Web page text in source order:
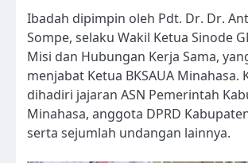
Ibadah dipimpin oleh Pdt. Dr. Dr.
Sompe, selaku Wakil Ketua Sinode
Misi dan Hubungan Kerja Sama,
menjabat Ketua BKSAUA Minahasa.
dihadiri jajaran ASN Pemerintah
Minahasa, anggota DPRD
serta sejumlah undangan lainnya.